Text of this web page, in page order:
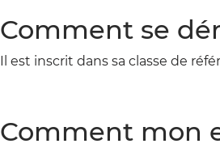
Comment se
Il est inscrit dans sa classe de
Comment mon